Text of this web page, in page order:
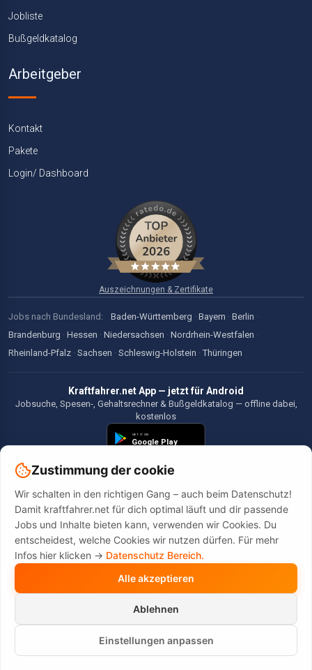
Jobliste
Bußgeldkatalog
Arbeitgeber
Kontakt
Pakete
Login/ Dashboard
Auszeichnungen & Zertifikate
Jobs nach Bundesland: Baden-Württemberg · Bayern · Berlin ·
Brandenburg · Hessen · Niedersachsen · Nordrhein-Westfalen ·
Rheinland-Pfalz · Sachsen · Schleswig-Holstein · Thüringen
Kraftfahrer.net App — jetzt für Android
Jobsuche, Spesen-, Gehaltsrechner & Bußgeldkatalog — offline dabei,
kostenlos
©2026 Kraftfahrer.net. Alle Rechte vorbehalten.
Diese Website wird durch reCAPTCHA geschützt. Es gelten die
undNutzungsbedingungen
Zustimmung der cookie
Wir schalten in den richtigen Gang – auch beim Datenschutz!
Damit kraftfahrer.net für dich optimal läuft und dir passende
Jobs und Inhalte bieten kann, verwenden wir Cookies. Du
entscheidest, welche Cookies wir nutzen dürfen. Für mehr
Infos hier klicken -> Datenschutz Bereich.
Alle akzeptieren
Ablehnen
Einstellungen anpassen